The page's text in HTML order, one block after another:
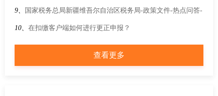
发市场购进蔬菜再销售是否免征企业所得税？
9、 国家税务总局新疆维吾尔自治区税务局-政策文件-热点问答-
纳税人2019年3月31日前开具了增值税专用发票，4月1日后因销
售折让、中止或者退回等情形需要开具红字发票的，具体应如
10、 在扣缴客户端如何进行更正申报？
查看更多